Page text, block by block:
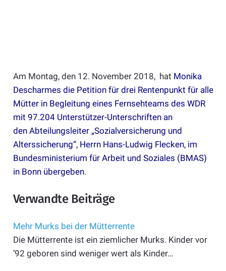
Am Montag, den 12. November 2018, hat Monika
Descharmes die Petition für drei Rentenpunkt für alle
Mütter in Begleitung eines Fernsehteams des WDR
mit 97.204 Unterstützer-Unterschriften an
den Abteilungsleiter „Sozialversicherung und
Alterssicherung“, Herrn Hans-Ludwig Flecken, im
Bundesministerium für Arbeit und Soziales (BMAS)
in Bonn übergeben.
Verwandte Beiträge
Mehr Murks bei der Mütterrente
Die Mütterrente ist ein ziemlicher Murks. Kinder vor
’92 geboren sind weniger wert als Kinder…